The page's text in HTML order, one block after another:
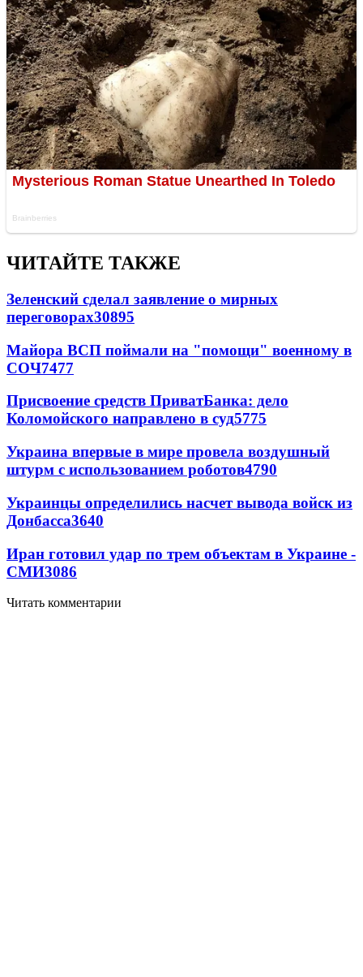
ЧИТАЙТЕ ТАКЖЕ
Зеленский сделал заявление о мирных
переговорах30895
Майора ВСП поймали на "помощи" военному в
СОЧ7477
Присвоение средств ПриватБанка: дело
Коломойского направлено в суд5775
Украина впервые в мире провела воздушный
штурм с использованием роботов4790
Украинцы определились насчет вывода войск из
Донбасса3640
Иран готовил удар по трем объектам в Украине -
СМИ3086
Читать комментарии